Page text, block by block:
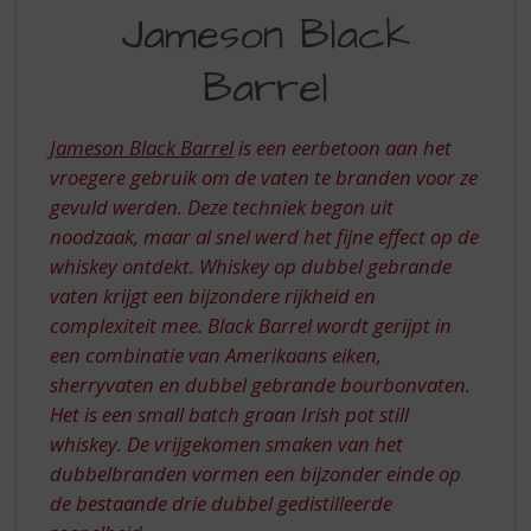
BARREL
Jameson Black
Barrel
Jameson Black Barrelis een eerbetoon aan het
vroegere gebruik om de vaten te branden voor ze
gevuld werden. Deze techniek begon uit
noodzaak, maar al snel werd het fijne effect op de
whiskey ontdekt. Whiskey op dubbel gebrande
vaten krijgt een bijzondere rijkheid en
complexiteit mee. Black Barrel wordt gerijpt in
een combinatie van Amerikaans eiken,
sherryvaten en dubbel gebrande bourbonvaten.
Het is een small batch graan Irish pot still
whiskey. De vrijgekomen smaken van het
dubbelbranden vormen een bijzonder einde op
de bestaande drie dubbel gedistilleerde